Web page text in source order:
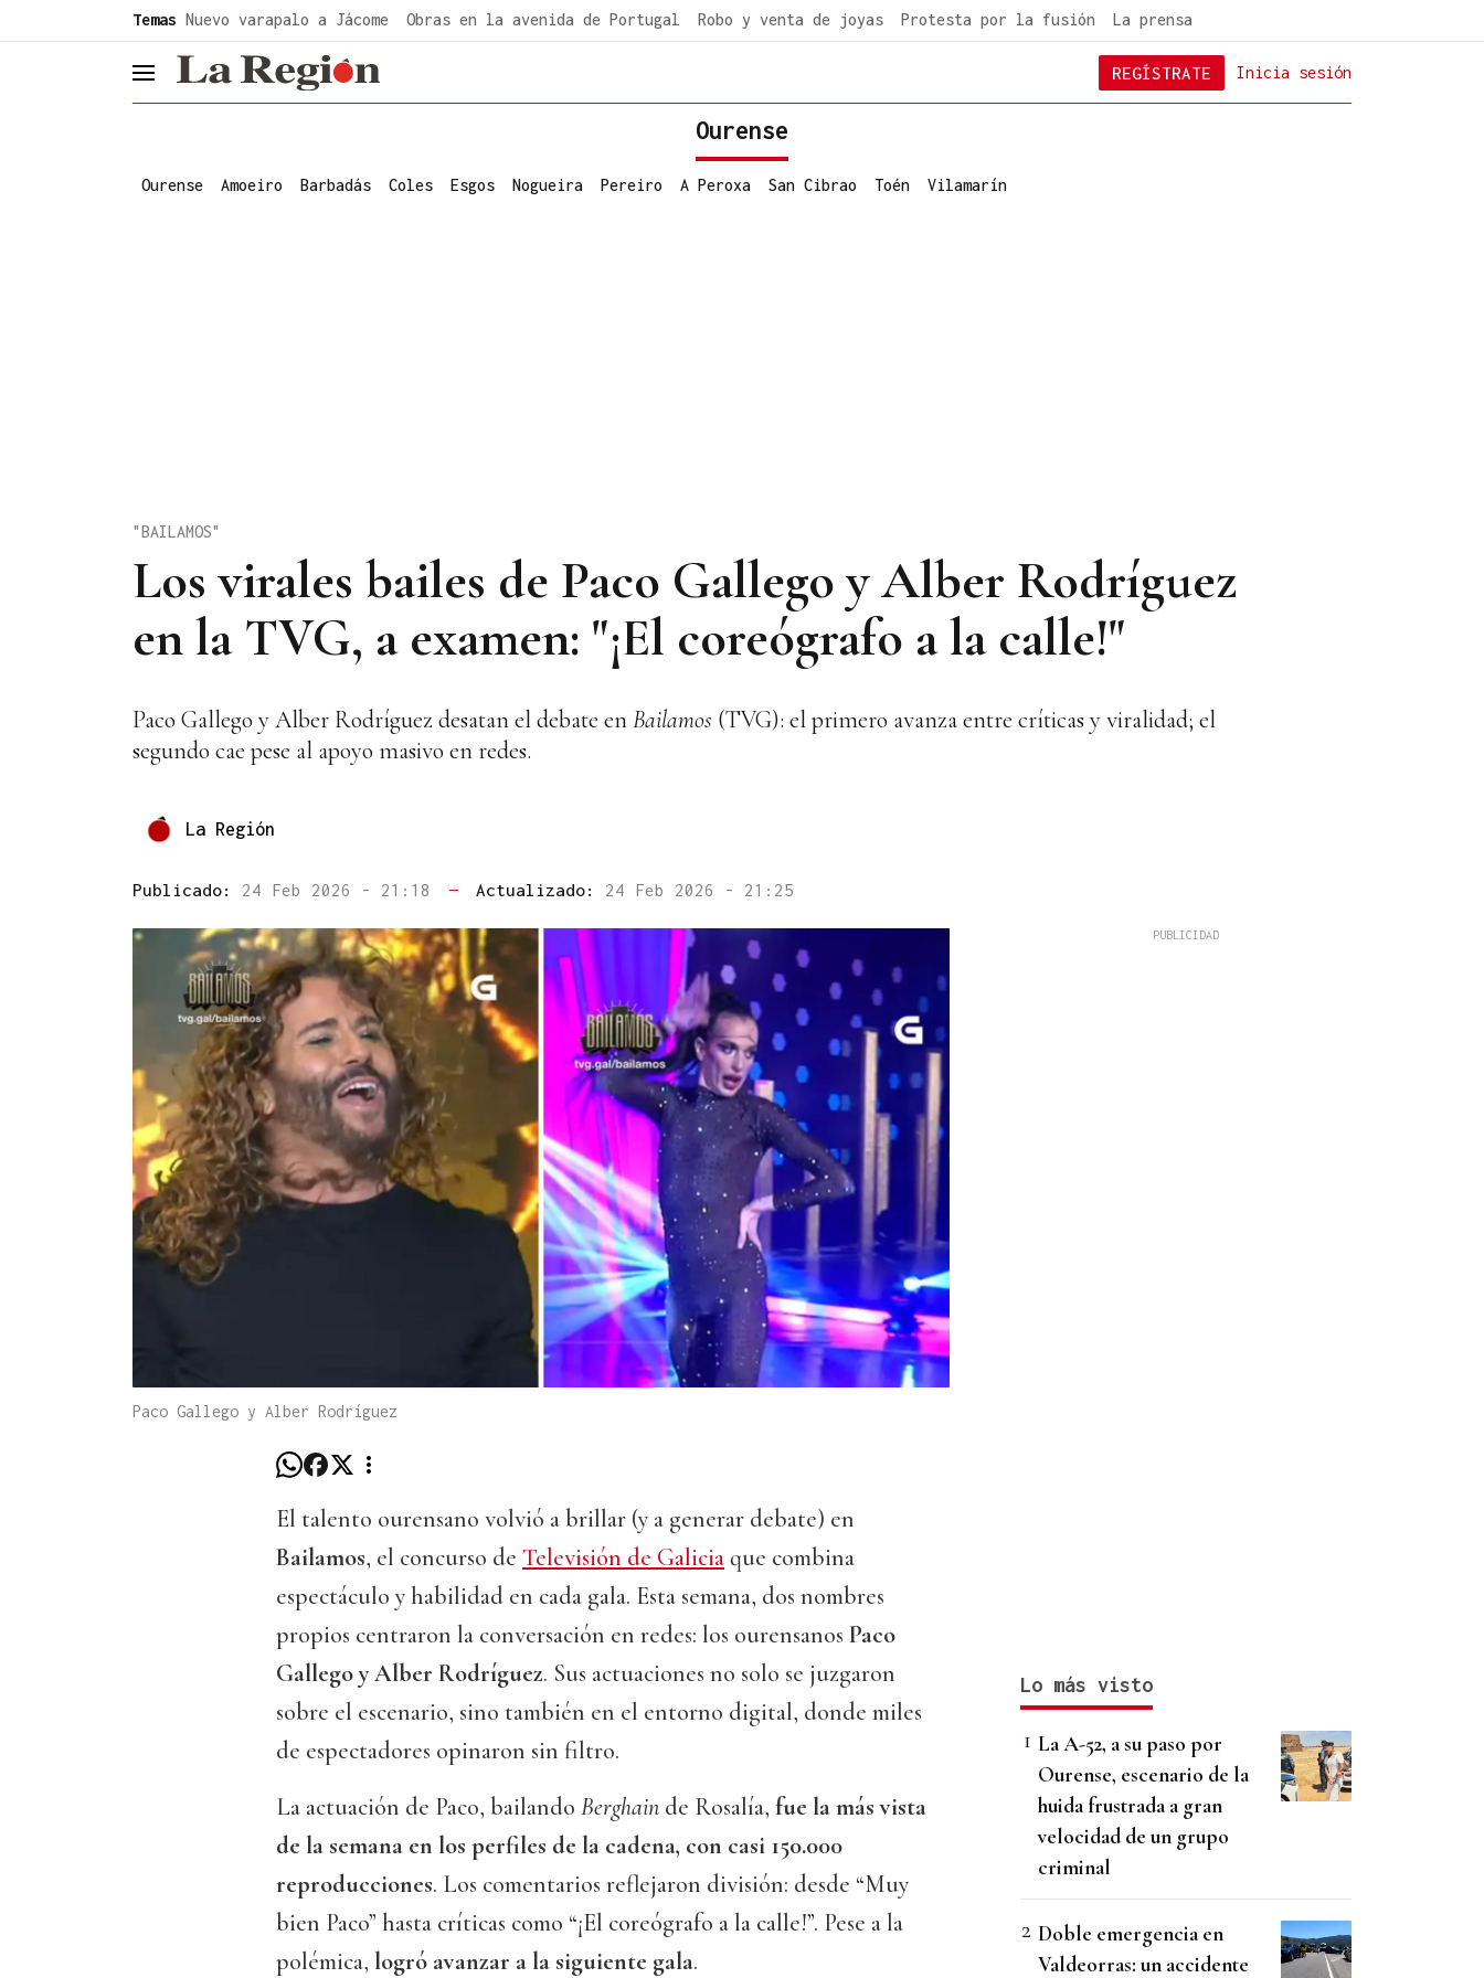
Temas Nuevo varapalo a Jácome Obras en la avenida de Portugal Robo y venta de joyas Protesta por la fusión La prensa
header.menu.open Inicia sesión
REGÍSTRATE
Ourense
Ourense Amoeiro Barbadás Coles Esgos Nogueira Pereiro A Peroxa San Cibrao Toén Vilamarín
Los virales bailes de Paco Gallego y Alber Rodríguez
en la TVG, a examen: "¡El coreógrafo a la calle!"
"BAILAMOS"
Paco Gallego y Alber Rodríguez desatan el debate enBailamos (TVG): el primero avanza entre críticas y viralidad; el
segundo cae pese al apoyo masivo en redes.
La Región
Publicado: 24 Feb 2026 - 21:18 — Actualizado: 24 Feb 2026 - 21:25
Paco Gallego y Alber Rodríguez
El talento ourensano volvió a brillar (y a generar debate) en
Bailamos, el concurso de Televisión de Galiciaque combina
espectáculo y habilidad en cada gala. Esta semana, dos nombres
propios centraron la conversación en redes: los ourensanos Paco
Gallego y Alber Rodríguez. Sus actuaciones no solo se juzgaron
sobre el escenario, sino también en el entorno digital, donde miles
de espectadores opinaron sin filtro.
La actuación de Paco, bailando Berghain de Rosalía, fue la más vista
de la semana en los perfiles de la cadena, con casi 150.000
reproducciones. Los comentarios reflejaron división: desde “Muy
bien Paco” hasta críticas como “¡El coreógrafo a la calle!”. Pese a la
polémica, logró avanzar a la siguiente gala.
Lo más visto
La A-52, a su paso por
Ourense, escenario de la
huida frustrada a gran
velocidad de un grupo
criminal
Doble emergencia en
Valdeorras: un accidente